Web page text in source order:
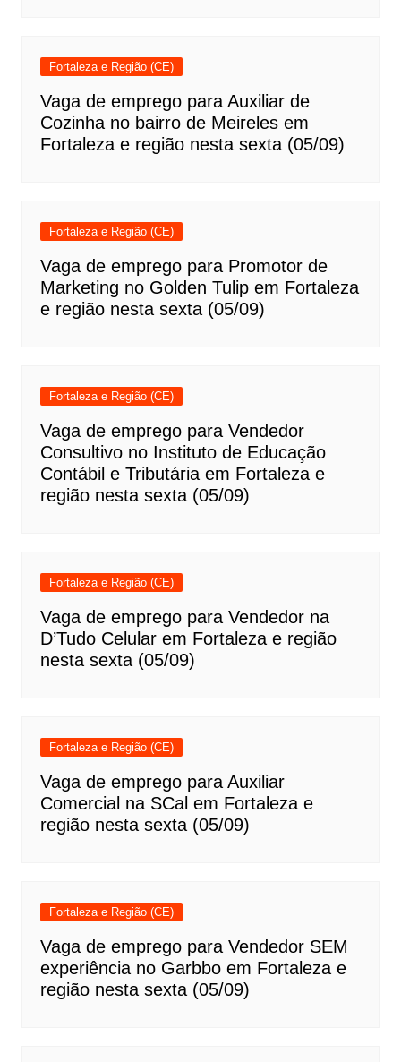
Fortaleza e Região (CE)
Vaga de emprego para Auxiliar de
Cozinha no bairro de Meireles em
Fortaleza e região nesta sexta (05/09)
Fortaleza e Região (CE)
Vaga de emprego para Promotor de
Marketing no Golden Tulip em Fortaleza
e região nesta sexta (05/09)
Fortaleza e Região (CE)
Vaga de emprego para Vendedor
Consultivo no Instituto de Educação
Contábil e Tributária em Fortaleza e
região nesta sexta (05/09)
Fortaleza e Região (CE)
Vaga de emprego para Vendedor na
D’Tudo Celular em Fortaleza e região
nesta sexta (05/09)
Fortaleza e Região (CE)
Vaga de emprego para Auxiliar
Comercial na SCal em Fortaleza e
região nesta sexta (05/09)
Fortaleza e Região (CE)
Vaga de emprego para Vendedor SEM
experiência no Garbbo em Fortaleza e
região nesta sexta (05/09)